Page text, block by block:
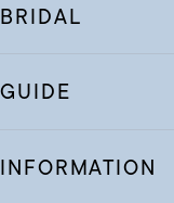
BRIDAL
GUIDE
INFORMATION